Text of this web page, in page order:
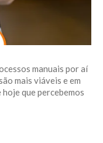
manuais por aí
mais viáveis e em
que percebemos